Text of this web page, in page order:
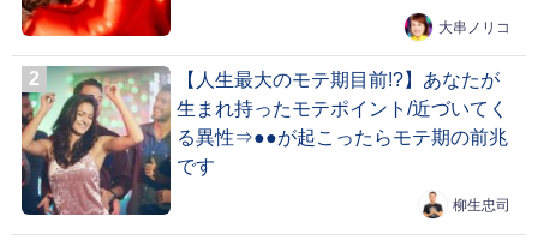
大串ノリコ
【人生最大のモテ期目前!?】あなたが
生まれ持ったモテポイント/近づいてく
る異性⇒●●が起こったらモテ期の前兆
です
柳生忠司